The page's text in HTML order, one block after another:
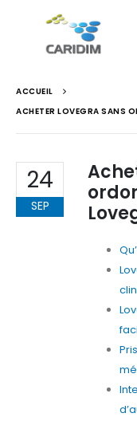
ACCUEIL
ACHETER LOVEGRA SANS
24
SEP